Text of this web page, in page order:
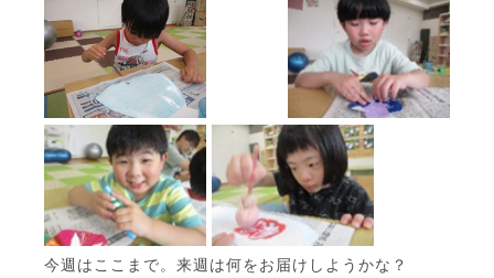
今週はここまで。来週は何をお届けしようかな？